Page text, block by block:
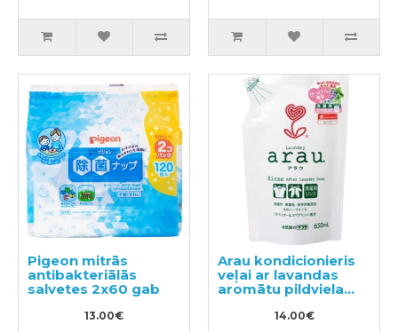
Pigeon mitrās
antibakteriālās
salvetes 2x60 gab
13.00€
Arau kondicionieris
veļai ar lavandas
aromātu pildviela
14.00€